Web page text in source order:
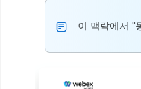
이 맥락에서 "